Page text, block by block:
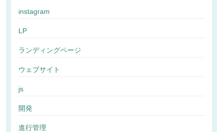
instagram
LP
ランディングページ
ウェブサイト
js
開発
進行管理